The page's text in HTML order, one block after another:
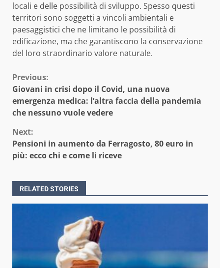
locali e delle possibilità di sviluppo. Spesso questi
territori sono soggetti a vincoli ambientali e
paesaggistici che ne limitano le possibilità di
edificazione, ma che garantiscono la conservazione
del loro straordinario valore naturale.
Continue
Reading
Previous:
Giovani in crisi dopo il Covid, una nuova
emergenza medica: l’altra faccia della pandemia
che nessuno vuole vedere
Next:
Pensioni in aumento da Ferragosto, 80 euro in
più: ecco chi e come li riceve
RELATED STORIES